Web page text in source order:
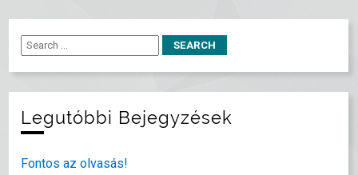
Legutóbbi Bejegyzések
Fontos az olvasás!